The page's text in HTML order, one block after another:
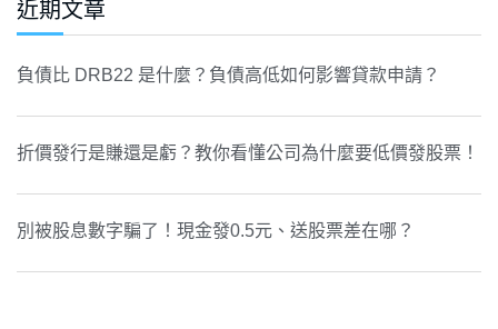
近期文章
負債比 DRB22 是什麼？負債高低如何影響貸款申請？
折價發行是賺還是虧？教你看懂公司為什麼要低價發股票！
別被股息數字騙了！現金發0.5元、送股票差在哪？